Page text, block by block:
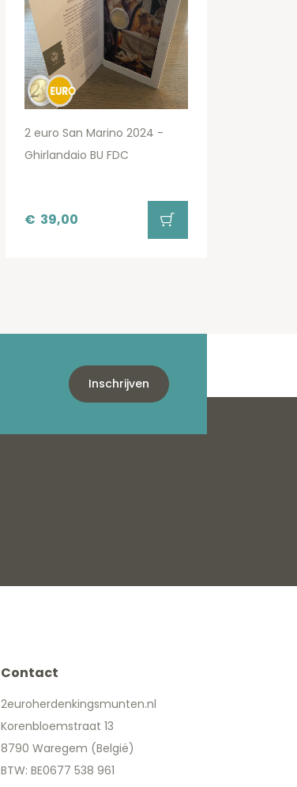
2 euro San Marino 2024 -
Ghirlandaio BU FDC
€ 39,00
Inschrijven
Contact
2euroherdenkingsmunten.nl
Korenbloemstraat 13
8790 Waregem (België)
BTW: BE0677 538 961